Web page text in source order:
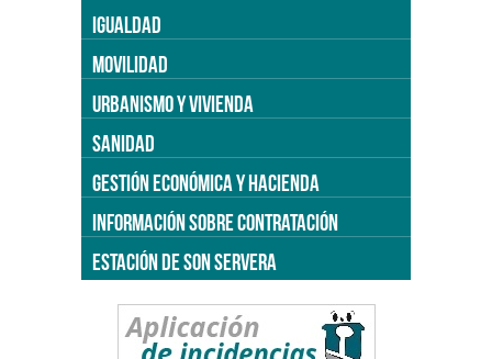
IGUALDAD
MOVILIDAD
URBANISMO Y VIVIENDA
SANIDAD
GESTIÓN ECONÓMICA Y HACIENDA
INFORMACIÓN SOBRE CONTRATACIÓN
ESTACIÓN DE SON SERVERA